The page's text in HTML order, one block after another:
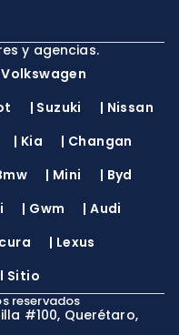
y agencias.
Volkswagen
| Suzuki | Nissan
| Kia | Changan
| Mini | Byd
| Gwm |Audi
| Lexus
Sitio
reservados
#100, Querétaro,